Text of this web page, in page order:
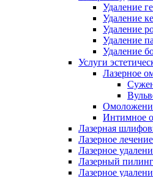
Удаление
Удаление
Удаление
Удаление
Удаление
Услуги
Лазерное
Интимное
Лазерная
Лазерное
Лазерное
Лазерный пилинг
Лазерное